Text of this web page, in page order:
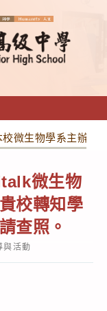
校微生物學系主辦「
微生物
校轉知學
查照。
與活動